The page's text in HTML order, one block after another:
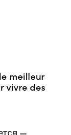
meilleur
vivre des
—